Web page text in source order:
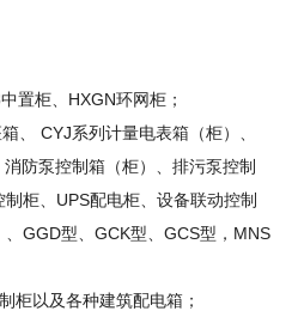
置柜、HXGN环网柜；
、 CYJ系列计量电表箱（柜）、
防泵控制箱（柜）、排污泵控制
柜、UPS配电柜、设备联动控制
GGD型、GCK型、GCS型，MNS
柜以及各种建筑配电箱；